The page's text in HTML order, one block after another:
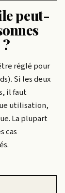
peut-
réglé pour
Si les deux
il faut
utilisation,
La plupart
cas